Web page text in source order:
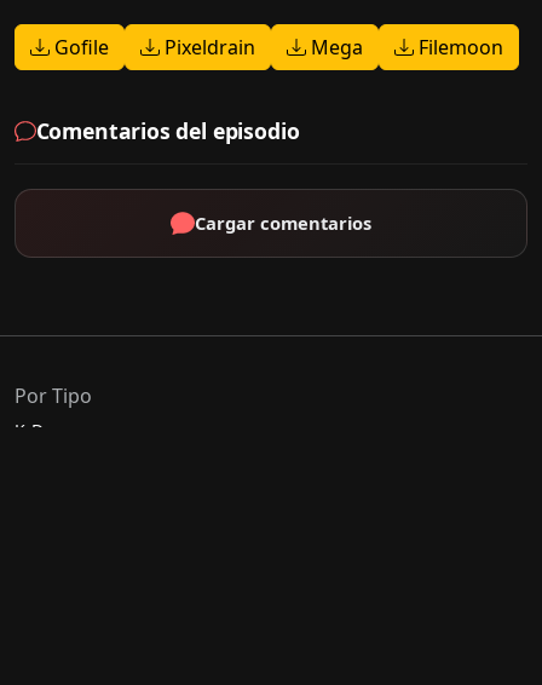
Gofile Pixeldrain Mega Filemoon
Comentarios del episodio
Cargar comentarios
Por Tipo
K-Drama